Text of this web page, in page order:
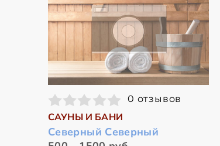
0 отзывов
САУНЫ И БАНИ
Северный Северный